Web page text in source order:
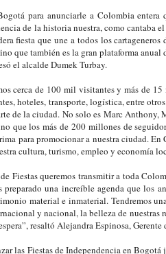
para anunciarle a Colombia entera
de la historia nuestra, como cantaba
fiesta que une a todos los
que también es la gran plataforma
el alcalde Dumek Turbay.
cerca de 100 mil visitantes y más de
hoteles, transporte, logística, entre
de la ciudad. No solo es Marc Anthony,
que los más de 200 millones de
para promocionar a nuestra ciudad.
cultura, turismo, empleo y economía
Fiestas queremos transmitir a toda
preparado una increíble agenda que los
material e inmaterial. Tendremos
y nacional, la belleza de nuestras
resaltó Alejandra Espinosa, Gerente
las Fiestas de Independencia en